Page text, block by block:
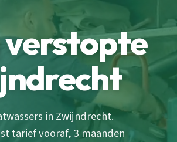
verstopte
in Zwijndrecht.
tarief vooraf, 3 maanden